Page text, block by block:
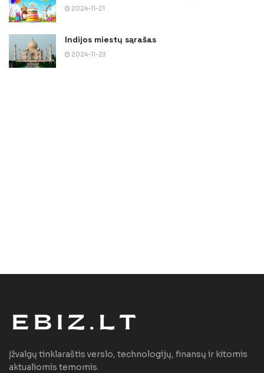
2024-11-21
Indijos miestų sąrašas
2024-11-23
Įžvalgų tinklaraštis verslo, technologijų, finansų ir kitomis
aktualiomis temomis.